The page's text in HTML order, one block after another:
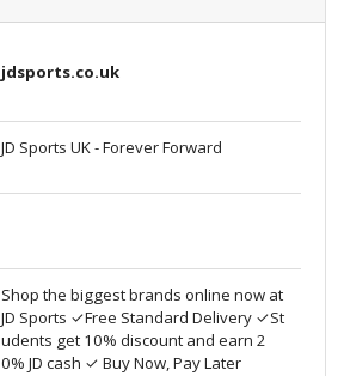
jdsports.co.uk
JD Sports UK - Forever Forward
Shop the biggest brands online now at
JD Sports ✓Free Standard Delivery ✓St
udents get 10% discount and earn 2
0% JD cash ✓ Buy Now, Pay Later